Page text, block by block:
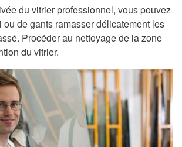
du vitrier professionnel, vous pouvez
ou de gants ramasser délicatement les
Procéder au nettoyage de la zone
du vitrier.